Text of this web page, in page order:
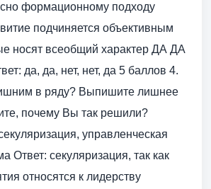
формационному подходу
подчиняется объективным
носят всеобщий характер ДА ДА
да, да, нет, нет, да 5 баллов 4.
в ряду? Выпишите лишнее
почему Вы так решили?
управленческая
Ответ: секуляризация, так как
относятся к лидерству